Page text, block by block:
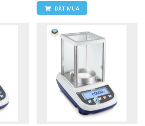
ĐẶT MUA